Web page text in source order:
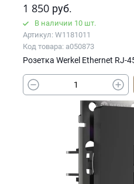
1 850 руб.
В наличии 10 шт.
Артикул: W1181011
Код товара: a050873
Розетка Werkel Ethernet RJ-